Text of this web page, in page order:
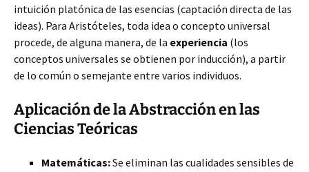
intuición platónica de las esencias (captación directa de las
ideas). Para Aristóteles, toda idea o concepto universal
procede, de alguna manera, de la experiencia (los
conceptos universales se obtienen por inducción), a partir
de lo común o semejante entre varios individuos.
Aplicación de la Abstracción en las
Ciencias Teóricas
Matemáticas:Se eliminan las cualidades sensibles de